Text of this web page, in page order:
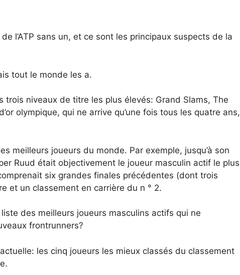
l’ATP sans un, et ce sont les principaux suspects de la
tout le monde les a.
trois niveaux de titre les plus élevés: Grand Slams, The
olympique, qui ne arrive qu’une fois tous les quatre ans,
meilleurs joueurs du monde. Par exemple, jusqu’à son
Ruud était objectivement le joueur masculin actif le plus
six grandes finales précédentes (dont trois
et un classement en carrière du n ° 2.
des meilleurs joueurs masculins actifs qui ne
frontrunners?
les cinq joueurs les mieux classés du classement